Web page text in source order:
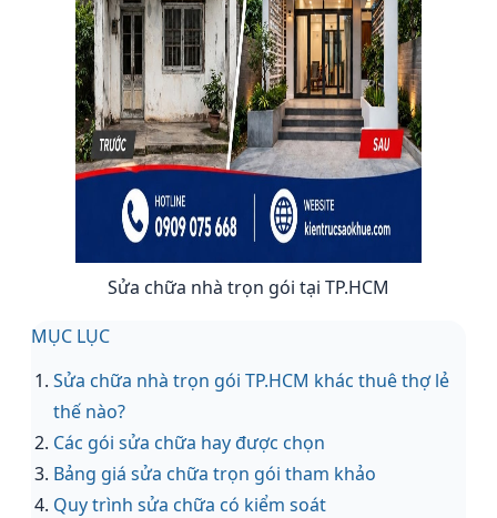
Sửa chữa nhà trọn gói tại TP.HCM
MỤC LỤC
Sửa chữa nhà trọn gói TP.HCM khác thuê thợ lẻ
thế nào?
Các gói sửa chữa hay được chọn
Bảng giá sửa chữa trọn gói tham khảo
Quy trình sửa chữa có kiểm soát